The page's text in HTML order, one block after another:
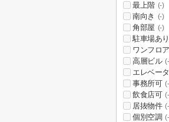
最上階 (-)
南向き (-)
角部屋 (-)
駐車場あり
ワンフロア
高層ビル
エレベー
事務所可
飲食店可
居抜物件
個別空調